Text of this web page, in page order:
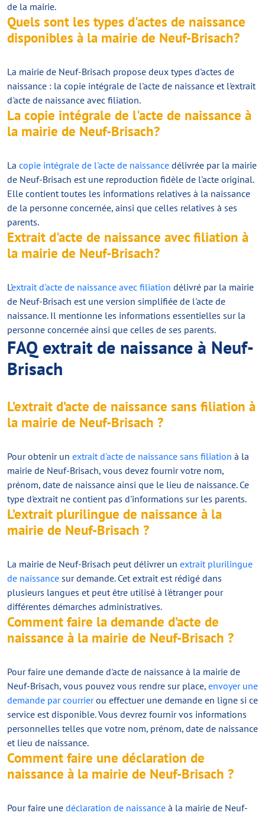
de la mairie.
Quels sont les types d'actes de naissance
disponibles à la mairie de Neuf-Brisach?
La mairie de Neuf-Brisach propose deux types d'actes de
naissance : la copie intégrale de l'acte de naissance et l'extrait
d'acte de naissance avec filiation.
La copie intégrale de l'acte de naissance à
la mairie de Neuf-Brisach?
La copie intégrale de l'acte de naissance délivrée par la mairie
de Neuf-Brisach est une reproduction fidèle de l'acte original.
Elle contient toutes les informations relatives à la naissance
de la personne concernée, ainsi que celles relatives à ses
parents.
Extrait d'acte de naissance avec filiation à
la mairie de Neuf-Brisach?
L'extrait d'acte de naissance avec filiation délivré par la mairie
de Neuf-Brisach est une version simplifiée de l'acte de
naissance. Il mentionne les informations essentielles sur la
personne concernée ainsi que celles de ses parents.
FAQ extrait de naissance à Neuf-
Brisach
L’extrait d’acte de naissance sans filiation à
la mairie de Neuf-Brisach ?
Pour obtenir un extrait d'acte de naissance sans filiation à la
mairie de Neuf-Brisach, vous devez fournir votre nom,
prénom, date de naissance ainsi que le lieu de naissance. Ce
type d'extrait ne contient pas d'informations sur les parents.
L’extrait plurilingue de naissance à la
mairie de Neuf-Brisach ?
La mairie de Neuf-Brisach peut délivrer un extrait plurilingue
de naissance sur demande. Cet extrait est rédigé dans
plusieurs langues et peut être utilisé à l'étranger pour
différentes démarches administratives.
Comment faire la demande d’acte de
naissance à la mairie de Neuf-Brisach ?
Pour faire une demande d'acte de naissance à la mairie de
Neuf-Brisach, vous pouvez vous rendre sur place, envoyer une
demande par courrierou effectuer une demande en ligne si ce
service est disponible. Vous devrez fournir vos informations
personnelles telles que votre nom, prénom, date de naissance
et lieu de naissance.
Comment faire une déclaration de
naissance à la mairie de Neuf-Brisach ?
Pour faire une déclaration de naissance à la mairie de Neuf-